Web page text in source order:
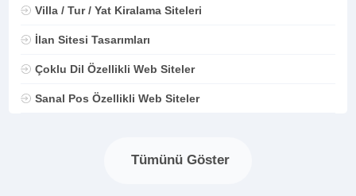
Villa / Tur / Yat Kiralama Siteleri
İlan Sitesi Tasarımları
Çoklu Dil Özellikli Web Siteler
Sanal Pos Özellikli Web Siteler
Tümünü Göster